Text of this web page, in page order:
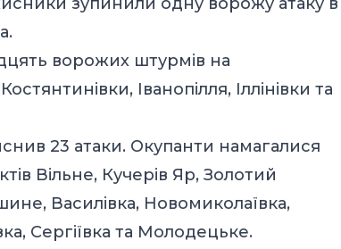
ворожих штурмів на
Іванопілля, Іллінівки та
23 атаки. Окупанти намагалися
Вільне, Кучерів Яр, Золотий
Василівка, Новомиколаївка,
Сергіївка та Молодецьке.